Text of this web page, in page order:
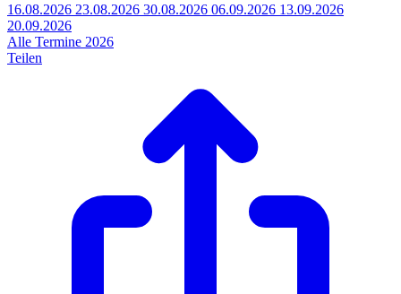
16.08.2026 23.08.2026 30.08.2026 06.09.2026 13.09.2026
20.09.2026
Alle Termine 2026
Teilen